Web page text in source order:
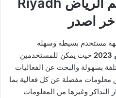
تنزيل تطبيق موسم الرياض Riyadh
مستخدم بسيطة وسهلة
حيث يمكن للمستخدمين
بسهولة والبحث عن الفعاليات
معلومات مفصلة عن كل فعالية بما
وغيرها من المعلومات